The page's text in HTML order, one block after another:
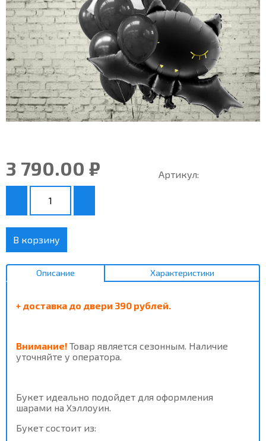
3 790.00 ₽ Артикул:
В корзину
Описание Характеристики
+ доставка до двери 390 рублей.
Внимание! Товар является сезонным. Наличие
уточняйте у оператора.
Букет идеально подойдет для оформления
шарами на Хэллоуин.
Букет состоит из: